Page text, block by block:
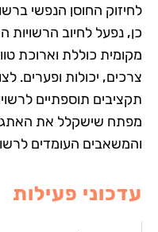
לחיזוק החוסן הנפשי
כן, נפעל לחיוב
מקומית כוללת וארוכת
צרכים, יכולות ופערים.
תקציבים תוספתיים
מפתח שישקלל את
והמשאבים העומדים
עדכוני פעילות